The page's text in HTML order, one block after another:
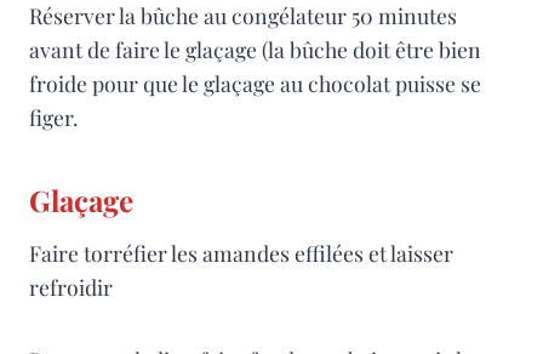
Réserver la bûche au congélateur 50 minutes
avant de faire le glaçage (la bûche doit être bien
froide pour que le glaçage au chocolat puisse se
figer.
Glaçage
Faire torréfier les amandes effilées et laisser
refroidir